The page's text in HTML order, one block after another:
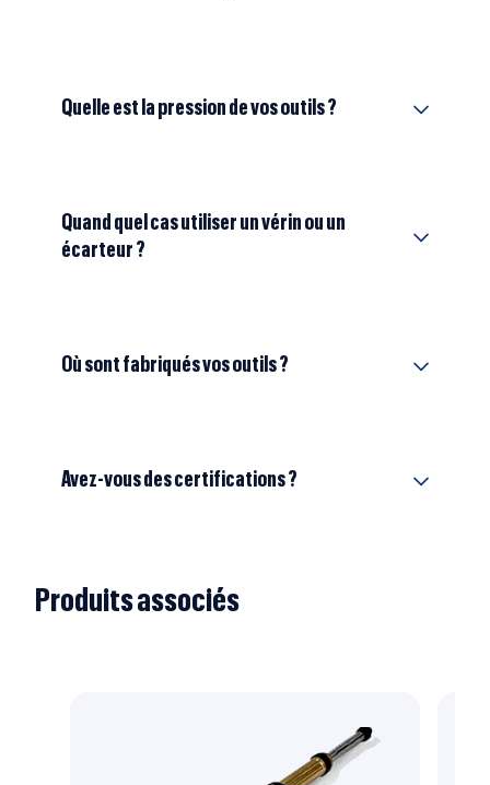
Quelle est la pression de vos outils ?
Quand quel cas utiliser un vérin ou un
écarteur ?
Où sont fabriqués vos outils ?
Avez-vous des certifications ?
Produits associés